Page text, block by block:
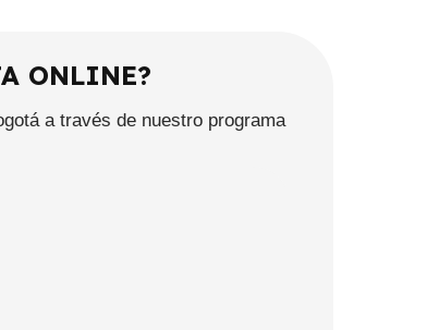
ONLINE?
a través de nuestro programa